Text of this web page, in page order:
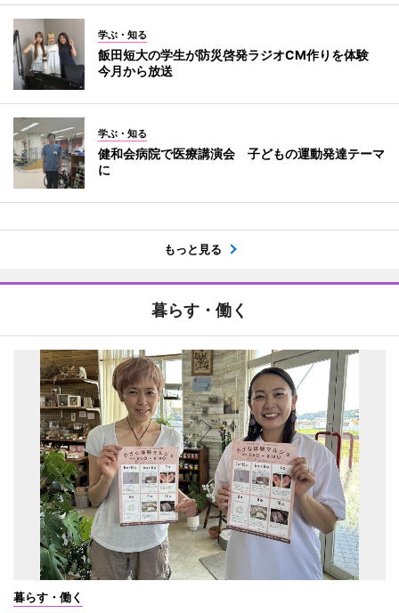
学ぶ・知る
飯田短大の学生が防災啓発ラジオCM作りを体験
今月から放送
学ぶ・知る
健和会病院で医療講演会 子どもの運動発達テーマ
に
もっと見る
暮らす・働く
暮らす・働く